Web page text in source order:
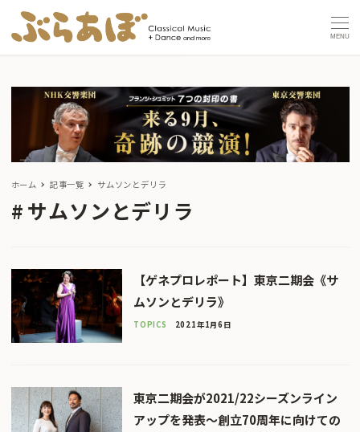
MENU
ホーム 記事一覧 サムソンとデリラ
サムソンとデリラ
【ゲネプロレポート】東京二期会《サ
ムソンとデリラ》
TOPICS 2021年1月6日
東京二期会が2021/22シーズンライン
アップを発表〜創立70周年に向けての